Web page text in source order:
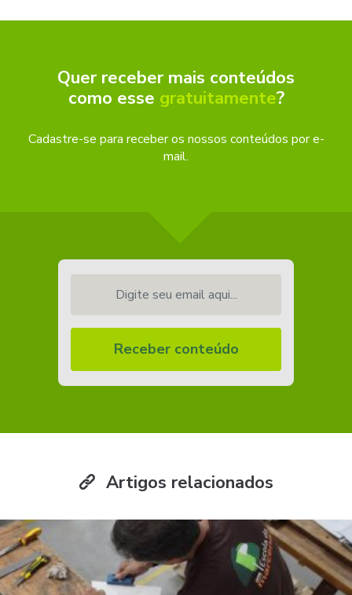
Quer receber mais conteúdos
como esse gratuitamente?
Cadastre-se para receber os nossos conteúdos por e-
mail.
Receber conteúdo
Artigos relacionados